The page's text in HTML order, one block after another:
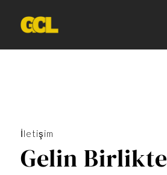
İletişim
Gelin Birlikte